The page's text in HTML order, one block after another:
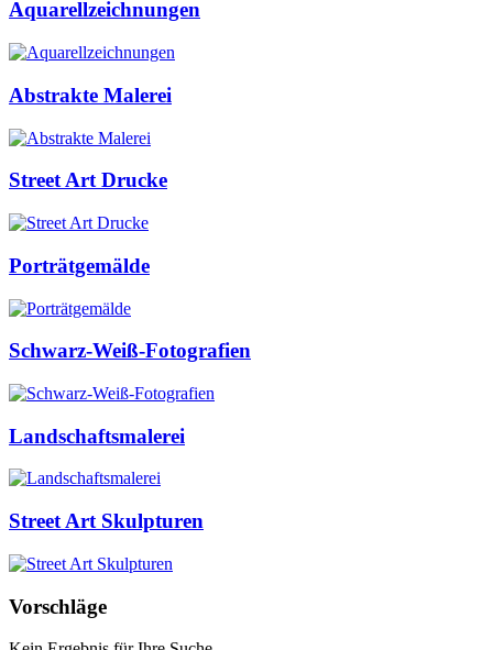
Aquarellzeichnungen
Abstrakte Malerei
Street Art Drucke
Porträtgemälde
Schwarz-Weiß-Fotografien
Landschaftsmalerei
Street Art Skulpturen
Vorschläge